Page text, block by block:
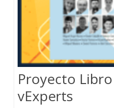
Proyecto
vExperts